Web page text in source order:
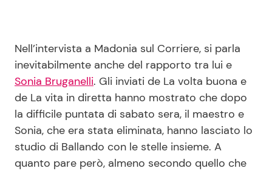
Contattaci
Pubblicità
Nell’intervista a Madonia sul Corriere, si parla
inevitabilmente anche del rapporto tra lui e
Sonia Bruganelli. Gli inviati de La volta buona e
de La vita in diretta hanno mostrato che dopo
la difficile puntata di sabato sera, il maestro e
Sonia, che era stata eliminata, hanno lasciato lo
studio di Ballando con le stelle insieme. A
quanto pare però, almeno secondo quello che